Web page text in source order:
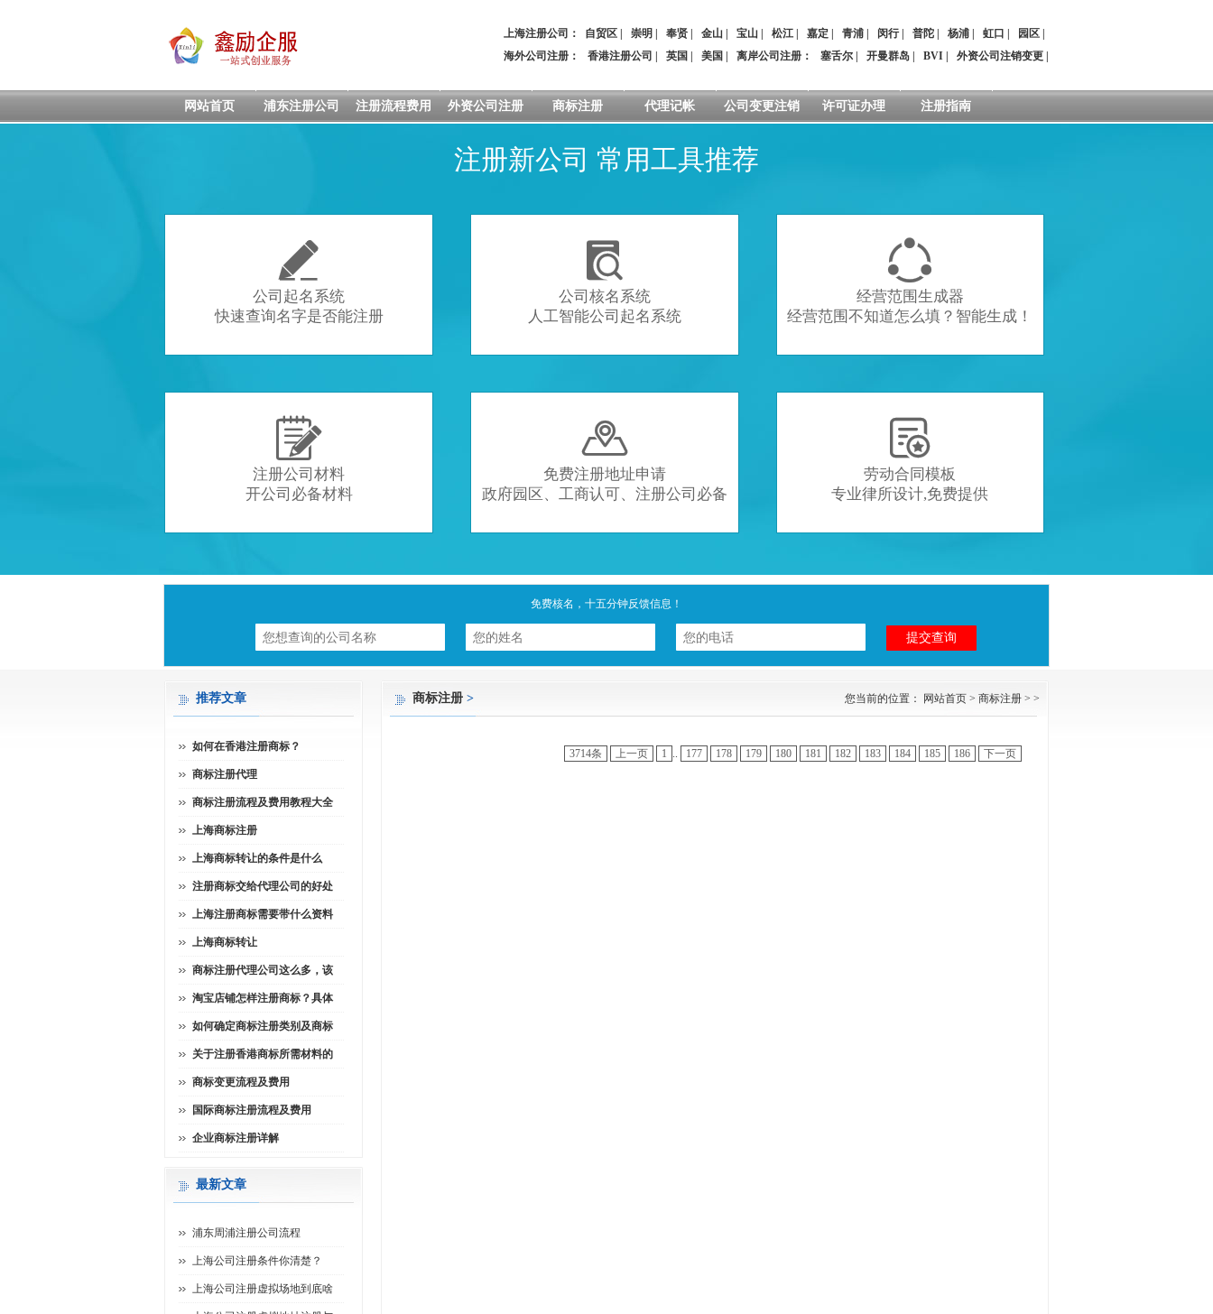
上海注册公司： 自贸区 崇明 奉贤 金山 宝山 松江 嘉定 青浦 闵行| 普陀 杨浦 虹口 园区
海外公司注册：
香港注册公司 英国 美国 离岸公司注册 ： 塞舌尔 开曼群岛 BVI 外资公司注销变更
网站首页 浦东注册公司 注册流程费用 外资公司注册 商标注册 代理记帐 公司变更注销 许可证办理 注册指南
注册新公司 常用工具推荐

公司起名系统
快速查询名字是否能注册

公司核名系统
人工智能公司起名系统

经营范围生成器
经营范围不知道怎么填？智能生成！

注册公司材料
开公司必备材料

免费注册地址申请
政府园区、工商认可、注册公司必备

劳动合同模板
专业律所设计,免费提供
免费核名，十五分钟反馈信息！
商标注册 > 您当前的位置： 网站首页 > 商标注册 > >
3714条 上一页 1 .. 177 178 179 180 181 182 183 184 185 186 下一页
推荐文章
如何在香港注册商标？
商标注册代理
商标注册流程及费用教程大全
上海商标注册
上海商标转让的条件是什么
注册商标交给代理公司的好处
上海注册商标需要带什么资料
上海商标转让
商标注册代理公司这么多，该
淘宝店铺怎样注册商标？具体
如何确定商标注册类别及商标
关于注册香港商标所需材料的
商标变更流程及费用
国际商标注册流程及费用
企业商标注册详解
最新文章
浦东周浦注册公司流程
上海公司注册条件你清楚？
上海公司注册虚拟场地到底啥